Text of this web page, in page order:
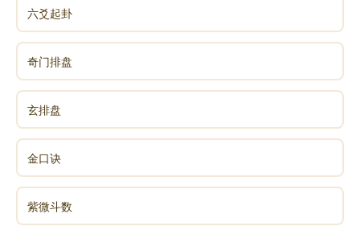
六爻起卦
奇门排盘
玄排盘
金口诀
紫微斗数